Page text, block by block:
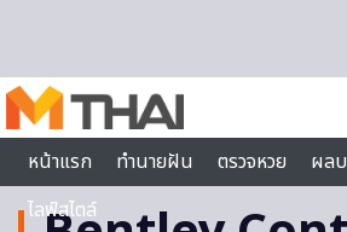
หน้าแรก
ทำนายฝัน ตรวจหวย ผล
ไลฟ์สไตล์